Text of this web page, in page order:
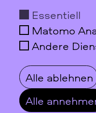
Essentiell
Matomo
Andere
Alle ablehnen
Alle